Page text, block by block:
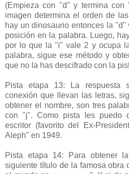
(Empieza con "d" y termina con
imagen determina el orden de
hay un dinosaurio entonces la
posición en la palabra. Luego,
por lo que la "i" vale 2 y ocupa
palabra, sigue ese método y
que no la has descifrado con la
Pista etapa 13: La respuesta
conexión que llevan las letras,
obtener el nombre, son tres
con "j". Como pista les puedo
escritor (favorito del Ex-
Aleph" en 1949.
Pista etapa 14: Para obtener
siguiente título de la famosa obra